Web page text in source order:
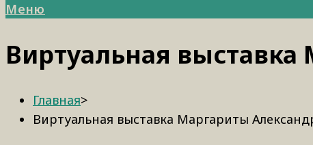
Меню
Виртуальная
Главная>
Виртуальная выставка Маргариты